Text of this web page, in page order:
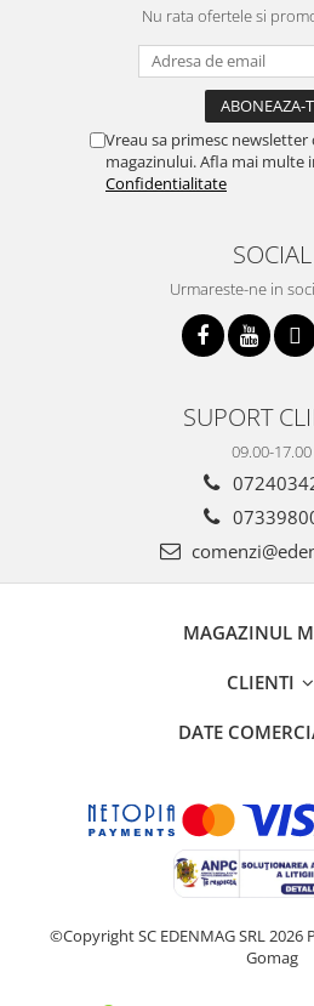
Nu rata ofertele si
Vreau sa primesc
magazinului. Afla mai multe
Confidentialitate
SOCIAL
Urmareste-ne in
SUPORT
09.00-17.00
MAGAZINUL
CLIENTI
DATE
©Copyright SC EDENMAG SRL 2026
Gomag